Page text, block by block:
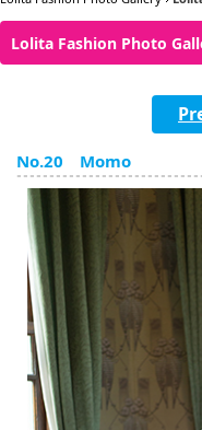
Lolita Fashion Photo
No.20 Momo